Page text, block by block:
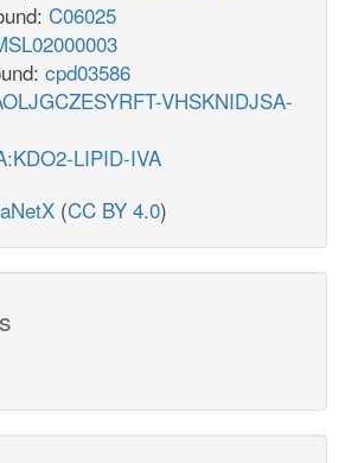
C06025
cpd03586
VHSKNIDJSA-
LIPID-IVA
(CC BY 4.0)